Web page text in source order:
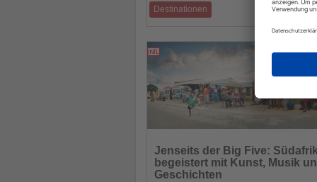
Destinationen
Zwischen Karibik und Pazifik erleben
ganze Vielfalt der tropischen Tierwelt
31.10.2025
Sie
die
Nachrichten
Jenseits der Big Five:
begeistert mit Kunst, Musik
Geschichten